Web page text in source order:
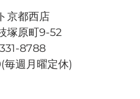
京都西店
塚原町9-52
8788
毎週月曜定休)